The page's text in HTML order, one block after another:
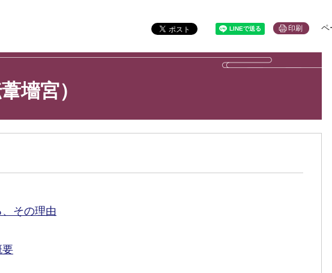
印刷 ペ
墻宮）
その理由
要